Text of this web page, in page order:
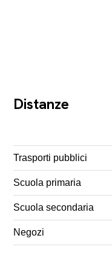
Distanze
Trasporti pubblici
Scuola primaria
Scuola secondaria
Negozi